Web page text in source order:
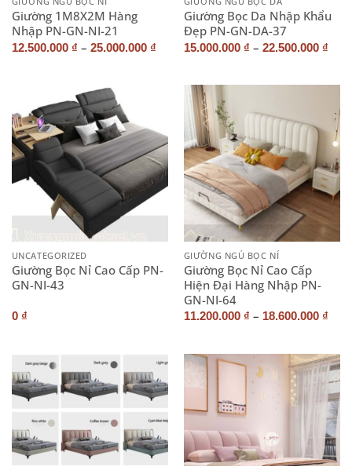
Giường 1M8X2M Hàng
Nhập PN-GN-NI-21
12.500.000 ₫ – 25.000.000 ₫
Giường Bọc Da Nhập Khẩu
Đẹp PN-GN-DA-37
15.000.000 ₫ – 22.500.000 ₫
UNCATEGORIZED
Giường Bọc Nỉ Cao Cấp PN-
GN-NI-43
0 ₫
GIƯỜNG NGỦ BỌC NỈ
Giường Bọc Nỉ Cao Cấp
Hiện Đại Hàng Nhập PN-
GN-NI-64
11.200.000 ₫ – 18.600.000 ₫